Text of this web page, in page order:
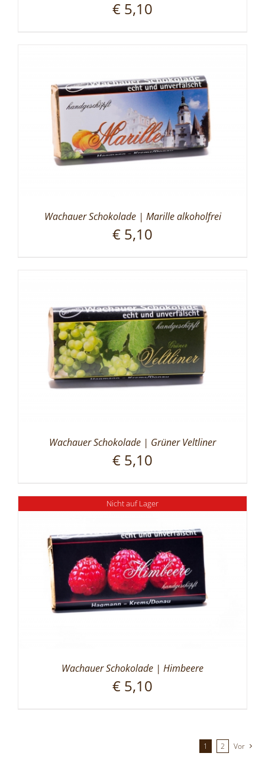
€ 5,10
Wachauer Schokolade | Marille alkoholfrei
€ 5,10
Wachauer Schokolade | Grüner Veltliner
€ 5,10
Nicht auf Lager
Wachauer Schokolade | Himbeere
€ 5,10
1 2 Vor